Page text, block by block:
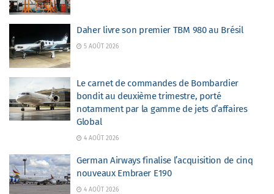
Daher livre son premier TBM 980 au Brésil
5 AOÛT 2026
Le carnet de commandes de Bombardier
bondit au deuxième trimestre, porté
notamment par la gamme de jets d’affaires
Global
4 AOÛT 2026
German Airways finalise l’acquisition de cinq
nouveaux Embraer E190
4 AOÛT 2026